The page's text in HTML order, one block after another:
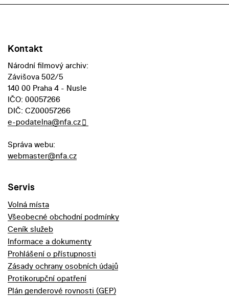
Kontakt
Národní filmový archiv:
Závišova 502/5
140 00 Praha 4 - Nusle
IČO: 00057266
DIČ: CZ00057266
e-podatelna@nfa.cz
Správa webu:
webmaster@nfa.cz
Servis
Volná místa
Všeobecné obchodní podmínky
Ceník služeb
Informace a dokumenty
Prohlášení o přístupnosti
Zásady ochrany osobních údajů
Protikorupční opatření
Plán genderové rovnosti (GEP)